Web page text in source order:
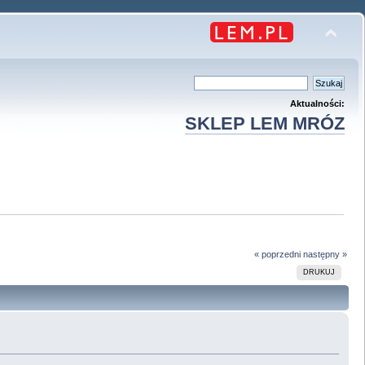
Aktualności:
SKLEP LEM MRÓZ
« poprzedni następny »
DRUKUJ